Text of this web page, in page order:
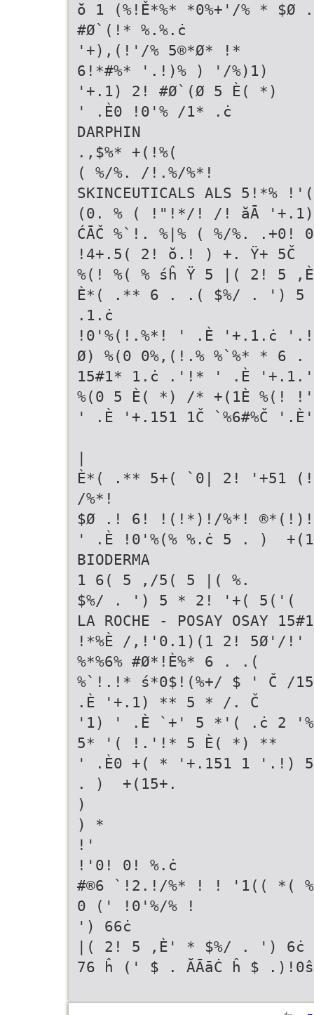
ŏ 1 (%!Ě*%* *0%+'/% *
#Ø`(!* %.%.ċ
'+),(!'/% 5®*Ø* !*
6!*#%* '.!)% ) '/%)1)
'+.1) 2! #Ø`(Ø 5 È( *)
' .È0 !0'% /1* .ċ
DARPHIN
.,$%* +(!%(
( %/%. /!.%/%*!
SKINCEUTICALS ALS 5!*%
(0. % ( !"!*/! /! ăĀ '+.1)
ĆĀČ %`!. %|% ( %/%. .+0!
!4+.5( 2! ŏ.! ) +. Ÿ+ 5Č
%(! %( % śĥ Ÿ 5 |( 2! 5
È*( .** 6 . .( $%/ . ')
.1.ċ
!0'%(!.%*! ' .È '+.1.ċ '.!)
Ø) %(0 0%,(!.% %`%* * 6
15#1* 1.ċ .'!* ' .È
%(0 5 È( *) /* +(1È %(!
' .È '+.151 1Č `%6#%Č
|
È*( .** 5+( `0| 2!
/%*!
$Ø .! 6! !(!*)!/%*!
' .È !0'%(% %.ċ 5 . ) 
BIODERMA
1 6( 5 ,/5( 5 |( %.
$%/ . ') 5 * 2! '+( 5('(
LA ROCHE - POSAY OSAY
!*%È /,!'0.1)(1 2! 5Ø'/!'
%*%6% #Ø*!È%* 6 . .(
%`!.!* ś*0$!(%+/ $ ' Č /
.È '+.1) ** 5 * /. Č
'1) ' .È `+' 5 *'( .ċ 2
5* '( !.'!* 5 È( *) **
' .È0 +( * '+.151 1
. )  +(15+.
)
) *
!'
!'0! 0! %.ċ
#®6 `!2.!/%* ! ! '1(( *(
0 (' !0'%/% !
') 66ċ
|( 2! 5 ,È' * $%/ . ') 6ċ
76 ĥ (' $ . ĂĀāĊ ĥ $